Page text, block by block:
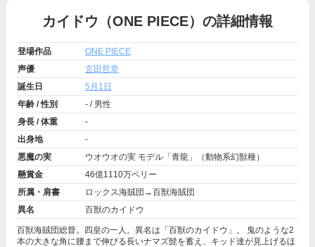
カイドウ（ONE PIECE）の詳細情報
登場作品
ONE PIECE
声優
玄田哲章
誕生日
5月1日
年齢 / 性別
- / 男性
身長 / 体重
-
出身地
-
悪魔の実
ウオウオの実 モデル「青龍」（動物系幻獣種）
懸賞金
46億1110万ベリー
所属・肩書
ロックス海賊団→百獣海賊団
異名
百獣のカイドウ
百獣海賊団総督。四皇の一人。異名は「百獣のカイドウ」。 鬼のような2
本の大きな角に腰まで伸びる長いナマズ髭を蓄え、キッド達が見上げるほ